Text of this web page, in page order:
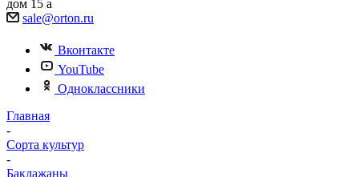
дом 15 а
sale@orton.ru
Вконтакте
YouTube
Одноклассники
Главная
-
Сорта культур
-
Баклажаны